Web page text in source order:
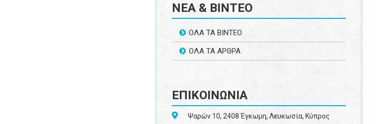
ΝΕΑ & ΒΙΝΤΕΟ
ΟΛΑ ΤΑ ΒΙΝΤΕΟ
ΟΛΑ ΤΑ ΑΡΘΡΑ
ΕΠΙΚΟΙΝΩΝΙΑ
Ψαρών 10, 2408 Έγκωμη, Λευκωσία, Κύπρος